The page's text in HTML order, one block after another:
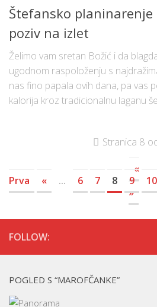
Štefansko planinarenje
poziv na izlet
Želimo vam sretan Božić i da
ugodnom raspoloženju s
nas fino papala ovih dana, pa vas
kalorija kroz tradicionalnu laganu
Stranica 8
«
Prva
« ... 6 7 8 9 10
»
FOLLOW:
POGLED S “MAROFČANKE”